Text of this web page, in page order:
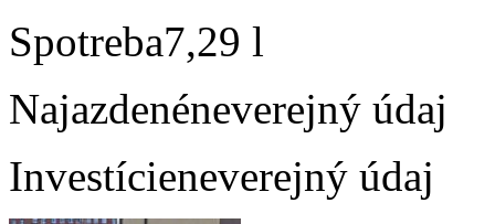
Spotreba7,29 l
Najazdenéneverejný údaj
Investícieneverejný údaj